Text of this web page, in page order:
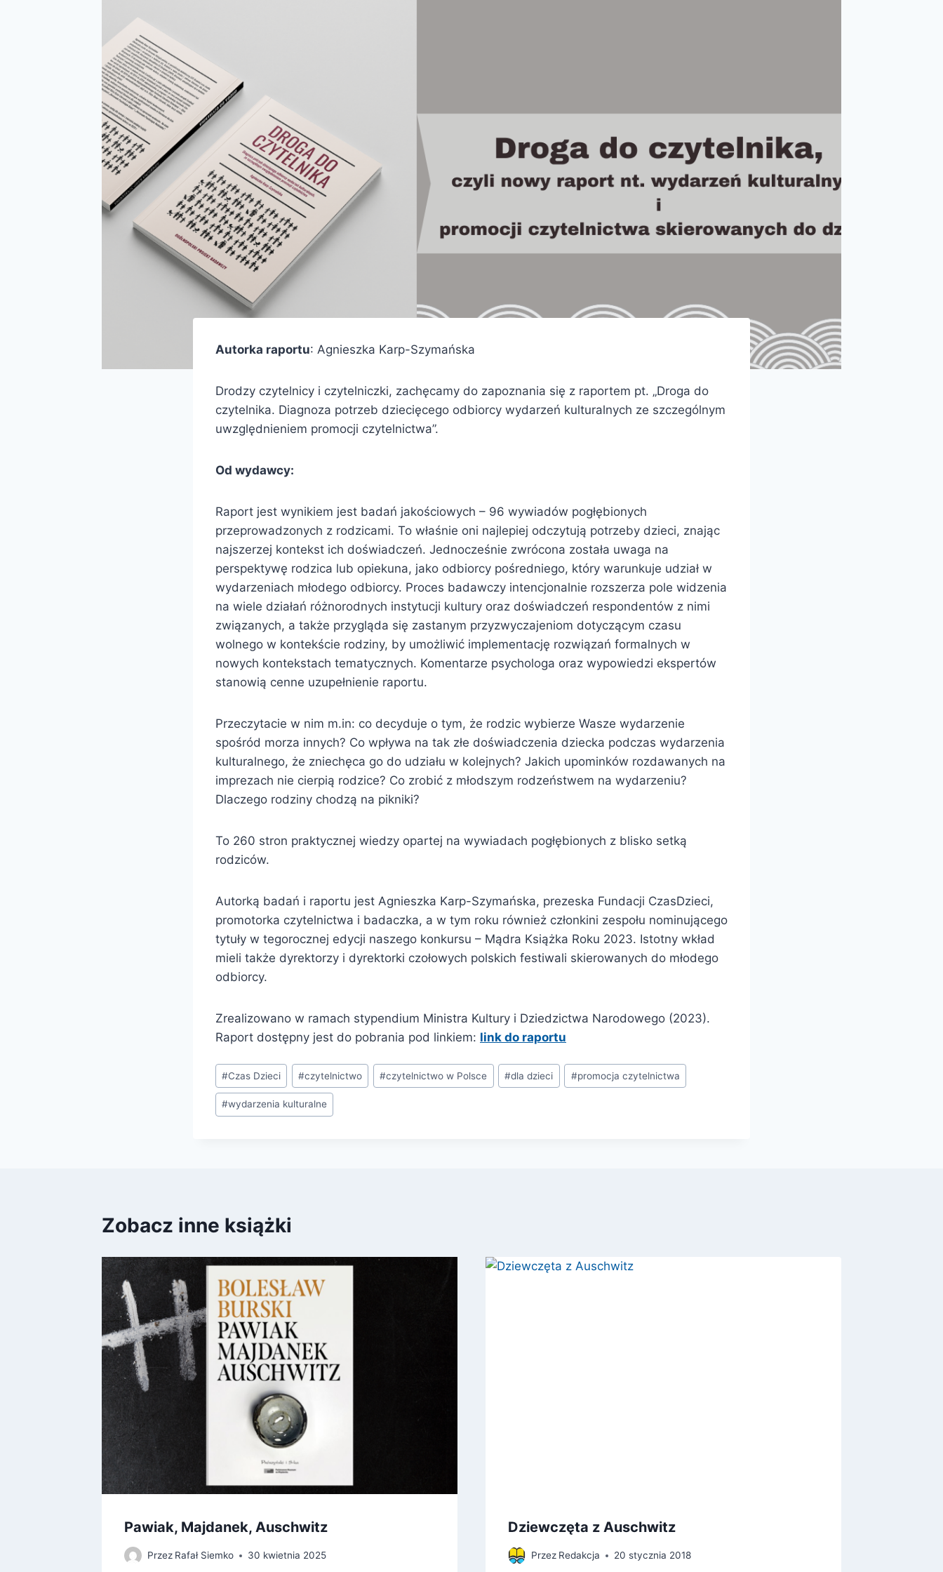
Autorka raportu: Agnieszka Karp-Szymańska
Drodzy czytelnicy i czytelniczki, zachęcamy do zapoznania się z raportem pt. „Droga do
czytelnika. Diagnoza potrzeb dziecięcego odbiorcy wydarzeń kulturalnych ze szczególnym
uwzględnieniem promocji czytelnictwa”.
Od wydawcy:
Raport jest wynikiem jest badań jakościowych – 96 wywiadów pogłębionych
przeprowadzonych z rodzicami. To właśnie oni najlepiej odczytują potrzeby dzieci, znając
najszerzej kontekst ich doświadczeń. Jednocześnie zwrócona została uwaga na
perspektywę rodzica lub opiekuna, jako odbiorcy pośredniego, który warunkuje udział w
wydarzeniach młodego odbiorcy. Proces badawczy intencjonalnie rozszerza pole widzenia
na wiele działań różnorodnych instytucji kultury oraz doświadczeń respondentów z nimi
związanych, a także przygląda się zastanym przyzwyczajeniom dotyczącym czasu
wolnego w kontekście rodziny, by umożliwić implementację rozwiązań formalnych w
nowych kontekstach tematycznych. Komentarze psychologa oraz wypowiedzi ekspertów
stanowią cenne uzupełnienie raportu.
Przeczytacie w nim m.in: co decyduje o tym, że rodzic wybierze Wasze wydarzenie
spośród morza innych? Co wpływa na tak złe doświadczenia dziecka podczas wydarzenia
kulturalnego, że zniechęca go do udziału w kolejnych? Jakich upominków rozdawanych na
imprezach nie cierpią rodzice? Co zrobić z młodszym rodzeństwem na wydarzeniu?
Dlaczego rodziny chodzą na pikniki?
To 260 stron praktycznej wiedzy opartej na wywiadach pogłębionych z blisko setką
rodziców.
Autorką badań i raportu jest Agnieszka Karp-Szymańska, prezeska Fundacji CzasDzieci,
promotorka czytelnictwa i badaczka, a w tym roku również członkini zespołu nominującego
tytuły w tegorocznej edycji naszego konkursu – Mądra Książka Roku 2023. Istotny wkład
mieli także dyrektorzy i dyrektorki czołowych polskich festiwali skierowanych do młodego
odbiorcy.
Zrealizowano w ramach stypendium Ministra Kultury i Dziedzictwa Narodowego (2023).
Raport dostępny jest do pobrania pod linkiem: link do raportu
Tagi
wpisu:
#Czas Dzieci #czytelnictwo #czytelnictwo w Polsce #dla dzieci #promocja czytelnictwa
#wydarzenia kulturalne
Zobacz inne książki
Pawiak, Majdanek, Auschwitz
Przez Rafał Siemko 30 kwietnia 2025
Dziewczęta z Auschwitz
Przez Redakcja 20 stycznia 2018